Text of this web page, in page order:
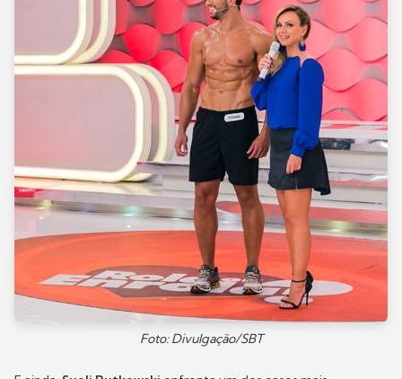
Foto: Divulgação/SBT